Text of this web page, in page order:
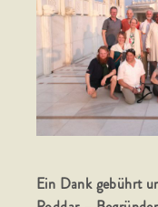
Ein Dank gebührt